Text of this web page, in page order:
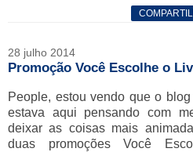
28 julho 2014
Promoção Você Escolhe o
People, estou vendo que o
estava aqui pensando com
deixar as coisas mais
duas promoções Você